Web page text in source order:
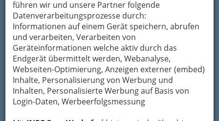
führen wir und unsere Partner folgende
Datenverarbeitungsprozesse durch:
Informationen auf einem Gerät speichern, abrufen
und verarbeiten, Verarbeiten von
Geräteinformationen welche aktiv durch das
Endgerät übermittelt werden, Webanalyse,
Webseiten-Optimierung, Anzeigen externer (embed)
Inhalte, Personalisierung von Werbung und
Inhalten, Personalisierte Werbung auf Basis von
Login-Daten, Werbeerfolgsmessung
Mehr Fotos von derEröffnung im ESC
Konzerten im Forum Stadtpark
Viola Falb(saxophone)
Veronika Mayer(electronics)
Bernhard Schöberl (guitar)
Signe Emmeluth (saxophone)